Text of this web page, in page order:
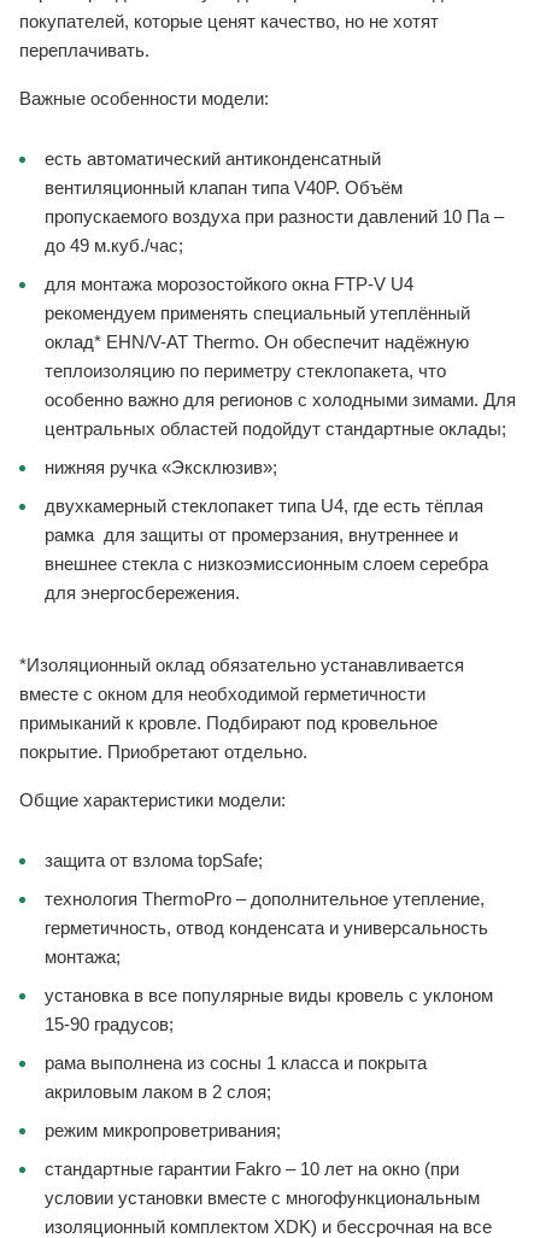
покупателей, которые ценят качество, но не хотят
переплачивать.
Важные особенности модели:
есть автоматический антиконденсатный
вентиляционный клапан типа V40P. Объём
пропускаемого воздуха при разности давлений 10 Па –
до 49 м.куб./час;
для монтажа морозостойкого окна FTP-V U4
рекомендуем применять специальный утеплённый
оклад* EHN/V-AT Thermo. Он обеспечит надёжную
теплоизоляцию по периметру стеклопакета, что
особенно важно для регионов с холодными зимами. Для
центральных областей подойдут стандартные оклады;
нижняя ручка «Эксклюзив»;
двухкамерный стеклопакет типа U4, где есть тёплая
рамка для защиты от промерзания, внутреннее и
внешнее стекла с низкоэмиссионным слоем серебра
для энергосбережения.
*Изоляционный оклад обязательно устанавливается
вместе с окном для необходимой герметичности
примыканий к кровле. Подбирают под кровельное
покрытие. Приобретают отдельно.
Общие характеристики модели:
защита от взлома topSafe;
технология ThermoPro – дополнительное утепление,
герметичность, отвод конденсата и универсальность
монтажа;
установка в все популярные виды кровель с уклоном
15-90 градусов;
рама выполнена из сосны 1 класса и покрыта
акриловым лаком в 2 слоя;
режим микропроветривания;
стандартные гарантии Fakro – 10 лет на окно (при
условии установки вместе с многофункциональным
изоляционный комплектом XDK) и бессрочная на все